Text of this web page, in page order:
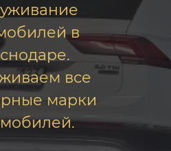
в
все
марки